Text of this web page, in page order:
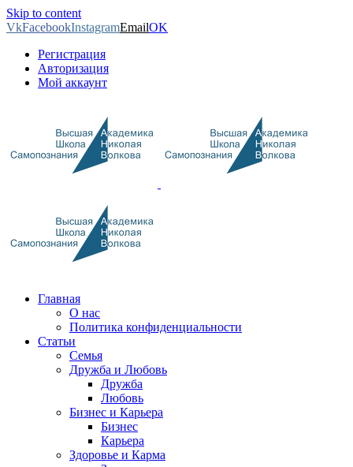
Skip to content
VkFacebookInstagramEmailOK
Регистрация
Авторизация
Мой аккаунт
Главная
О нас
Политика конфиденциальности
Статьи
Семья
Дружба и Любовь
Дружба
Любовь
Бизнес и Карьера
Бизнес
Карьера
Здоровье и Карма